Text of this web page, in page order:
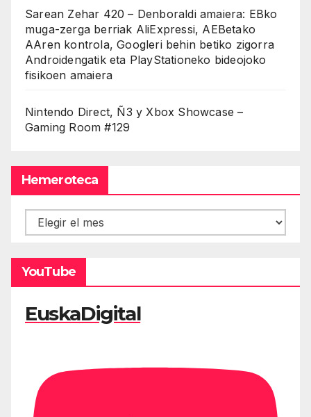
Sarean Zehar 420 – Denboraldi amaiera: EBko
muga-zerga berriak AliExpressi, AEBetako
AAren kontrola, Googleri behin betiko zigorra
Androidengatik eta PlayStationeko bideojoko
fisikoen amaiera
Nintendo Direct, Ñ3 y Xbox Showcase –
Gaming Room #129
Hemeroteca
Hemeroteca
YouTube
EuskaDigital